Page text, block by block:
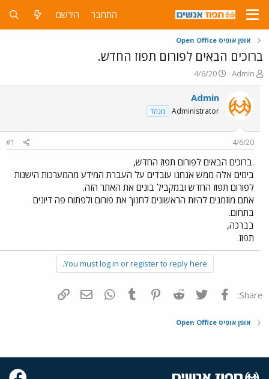
התחבר הירשם
אופן אופיס Open Office
ברוכים הבאים לפורום תפוז החדש.
פ
ו
ח
ו
ש
א
Admin
פ
ו
ר
ם
ר
י
ך
4/6/20
Admin
Administrator מנהל
4/6/20
#1
.ברוכים הבאים לפורום תפוז החדש,
בימים אלה ממש אנחנו עובדים על העברת המידע מהמערכות הישנות
לפורום תפוז החדש ובמקביל בונים את האתר הזה.
אתם מוזמנים להיות הראשונים לחנוך את פורום ולפתוח פה דיונים
בתחום.
בברכה,
תפוז.
You must log in or register to reply here.
Share: פייסבוק Twitter
Reddit
Pinterest
Tumblr
WhatsAppדואר אלקטרוני
אופן אופיס Open Office